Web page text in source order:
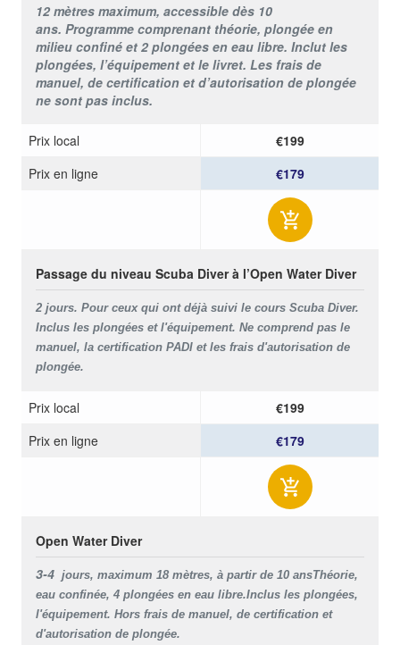
12 mètres maximum, accessible dès 10
ans. Programme comprenant théorie, plongée en
milieu confiné et 2 plongées en eau libre. Inclut les
plongées, l’équipement et le livret. Les frais de
manuel, de certification et d’autorisation de plongée
ne sont pas inclus.
Prix ​​local
€199
Prix ​​en ligne
€179
Passage du niveau Scuba Diver à l’Open Water Diver
2 jours. Pour ceux qui ont déjà suivi le cours Scuba Diver.
Inclus les plongées et l'équipement. Ne comprend pas le
manuel, la certification PADI et les frais d'autorisation de
plongée.
Prix ​​local
€199
Prix ​​en ligne
€179
Open Water Diver
3-4 jours, maximum 18 mètres, à partir de 10 ansThéorie,
eau confinée, 4 plongées en eau libre.Inclus les plongées,
l'équipement. Hors frais de manuel, de certification et
d'autorisation de plongée.